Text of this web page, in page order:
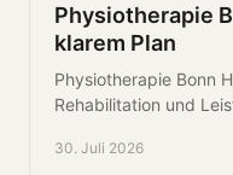
Physiotherapie
klarem Plan
Physiotherapie Bonn
Rehabilitation und
Belastbarkeit.
30. Juli 2026